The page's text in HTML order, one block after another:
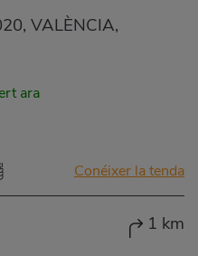
VALÈNCIA,
ara
Conéixer la tenda
1 km